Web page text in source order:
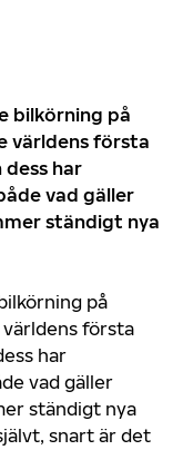
bilkörning på
världens första
har
vad gäller
ständigt nya
på
första
har
vad gäller
ständigt nya
snart är det